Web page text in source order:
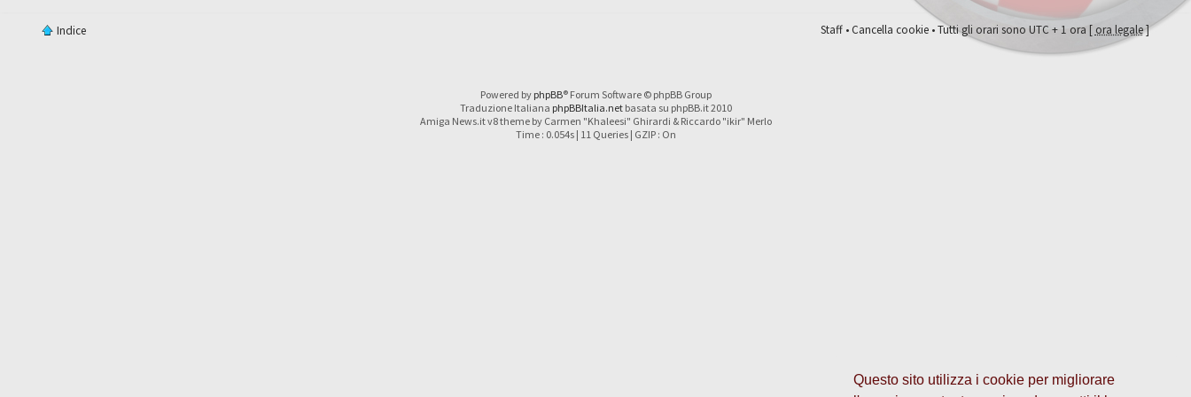
Questo sito utilizza i cookie per migliorare
Indice Staff•Cancella cookie• Tutti gli orari sono UTC + 1 ora [ ora legale]
Powered by phpBB® Forum Software © phpBB Group
Traduzione Italiana phpBBItalia.netbasata su phpBB.it 2010
Amiga News.it v8 theme by Carmen "Khaleesi" Ghirardi & Riccardo "ikir" Merlo
Time : 0.054s | 11 Queries | GZIP : On